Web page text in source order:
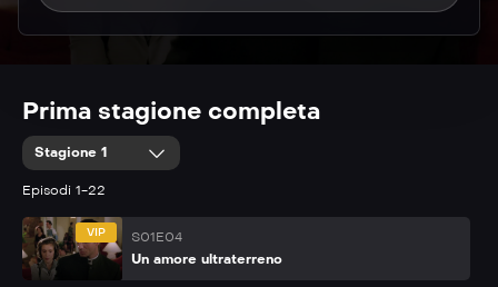
Prima stagione completa
Stagione 1
Episodi 1-22
VIP
S01E03
VIP
S01E04
Un amore ultraterreno